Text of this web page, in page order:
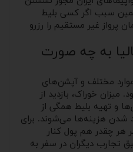
همین سبب اگر کسی بلیط
پرواز غیر مستقیم را رزرو
به چه صورت
مختلف و آپشن‌های
میزان خوراک، بازدید از
و تهیه بلیط همگی از
شدن هزینه‌ها می‌شوند. برای
هر چقدر هم پول کنار
تجارب دیگران در سفر به